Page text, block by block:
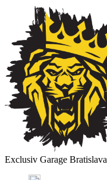
Exclusiv Garage Bratislava